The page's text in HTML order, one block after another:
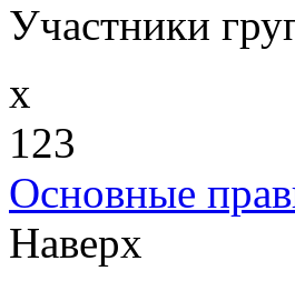
Участники
x
123
Основные
Наверх